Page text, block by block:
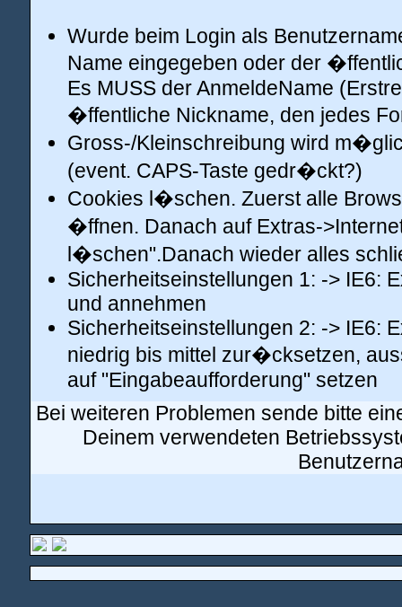
Wurde beim Login als
Name eingegeben oder der
Es MUSS der AnmeldeName
�ffentliche Nickname, den jedes
Gross-/Kleinschreibung wird
(event. CAPS-Taste gedr�ckt?)
Cookies l�schen. Zuerst alle
�ffnen. Danach auf Extras-
l�schen".Danach wieder alles
Sicherheitseinstellungen 1: -> IE6:
und annehmen
Sicherheitseinstellungen 2: -> IE6:
niedrig bis mittel zur�cksetzen,
auf "Eingabeaufforderung" setzen
Bei weiteren Problemen sende bitte
Deinem verwendeten